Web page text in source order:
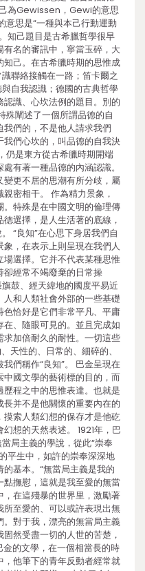
為Gewissen，Gewi的意思
思是“一種與本己行動運動
知己題目是古希臘哲學很早
名的審訊中，寧當玉碎，大
己。在古希臘時期的思惟成
聯絡接觸在一路；笛卡爾之
自我認識；德國的古典哲學
識、心坎法例的題目。別的
殊闡述了一個所謂品德的自
們的，不是他人請求我們
們心坎的，叫品德的自我決
仍是東方從古希臘時期開端
有著一種品德的內涵認識。
更不居的思潮有所分歧，屬
密相干。 作為精力景象，
特殊是在中國文明的倫理傳
選擇，是人生活著的底線，
“良知”在心思下身居我們自
，在表示上則呈現在我們人
選擇。它并不代表某種思惟
經常不竭廢棄的日常操
鼓、經天緯地的國度平易近
和人類社會外部的一些基礎
恰好是它們非常平凡、平庸
、隨眼可見的。並且完成如
加倍耐久的耐性。一切這些
性的、日常的、細碎的、
們稱作“良知”。 巴金呈現在
國文學的藝術標的目的，而
程之中的思惟表達。也就是
并不是他關懷的重要內在的
索人類幻想的保存才是他矻
想的天然表述。 1921年，巴
局主義的學說，從此“崇奉
平生中，如許的崇奉深深地
基本。“無當局主義是我的
撫慰，這就是我至愛的無當
在這殘暴的世界里，激勵著
至愛的、可以或許表現出無
對于我，漂亮的無當局主義
然受盡一切的人世的苦楚，
的文學，在一個相當長的時
他筆下的青年反動者經常就